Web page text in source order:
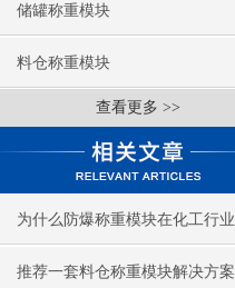
储罐称重模块
料仓称重模块
查看更多 >>
推荐一套料仓称重模块解决方案